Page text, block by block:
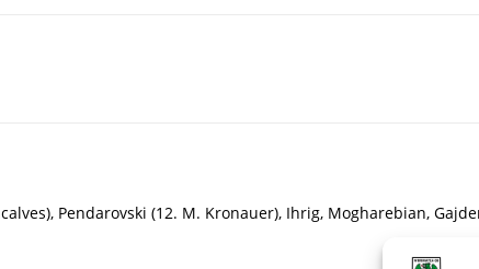
Pendarovski (12. M. Kronauer), Ihrig, Mogharebian,